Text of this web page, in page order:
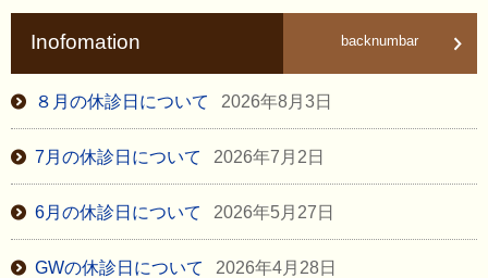
Inofomation backnumbar
８月の休診日について 2026年8月3日
7月の休診日について 2026年7月2日
6月の休診日について 2026年5月27日
GWの休診日について 2026年4月28日